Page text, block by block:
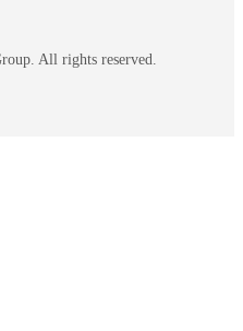
All rights reserved.